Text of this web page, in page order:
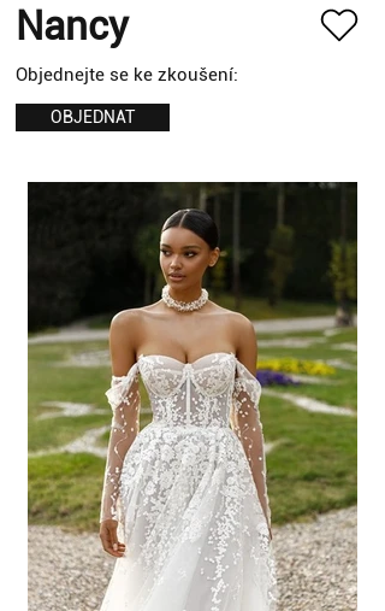
Nancy
Objednejte se ke zkoušení:
OBJEDNAT